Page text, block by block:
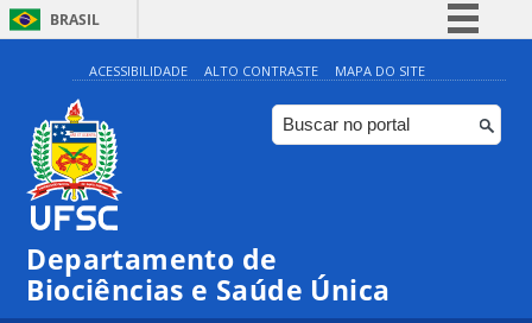
BRASIL
Simplifique!
Comunica BR
Participe
ACESSIBILIDADE ALTO CONTRASTE MAPA DO SITE
Departamento de
Biociências e Saúde Única